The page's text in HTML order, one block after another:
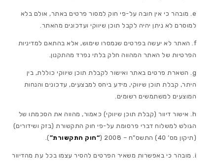
מובהר כי אין חובה על-פי חוק למסור פרטים באתר, אולם בלא
למוסרם לא ניתן יהיה לקבל תוכן שיווקי ועדכונים מהאתר.
האתר לא יעשה בפרטים שנמסרו שימוש, אלא בהתאם למדיניות
הפרטיות של האתר המהווה חלק בלתי נפרד מהתקנון.
השארת פרטים באתר ואישור לקבלת תוכן שיווקי כוללת, בין
היתר, קבלת תוכן שיווקי, מידע ביחס למבצעים, עדכונים והנחות
המוצעים למשתמשים רשומים.
אישור דיוור (קבלת תוכן שיווקי) כאמור, מהווה את הסכמתו של
הגולש למשלוח דברי פרסומת על-פי חוק התקשורת (בזק ושידורים)
(תיקון מס’ 40) התשס”ח – 2008 (
“חוק התקשורת”).
מובהר כי באפשרות משאיר הפרטים להסיר עצמו בכל עת מהדיוור